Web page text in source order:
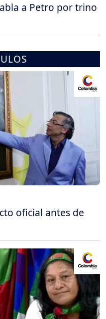
a Petro por trino
oficial antes de